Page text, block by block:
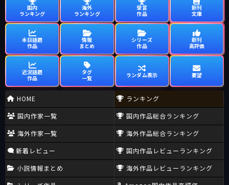
国内
ランキング
海外
ランキング
受賞
作品
新刊
文庫
本日話題
作品
情報
まとめ
シリーズ
作品
新刊
高評価
近況話題
作品
タグ
一覧
ランダム表示 要望
HOME
国内作家一覧
海外作家一覧
新着レビュー
小説情報まとめ
ランキング
国内作品総合ランキング
海外作品総合ランキング
国内作品レビューランキング
海外作品レビューランキング